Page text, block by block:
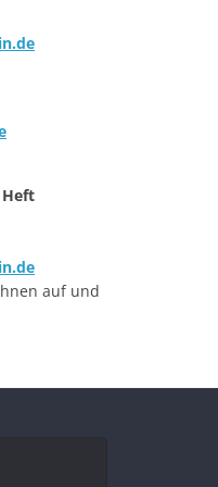
auf und